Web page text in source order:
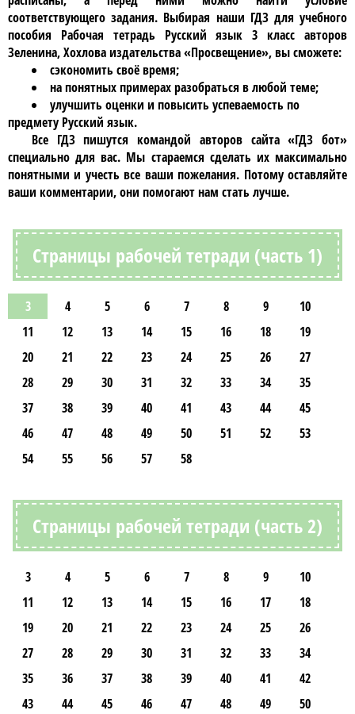
соответствующего задания. Выбирая наши ГДЗ для учебного
пособия Рабочая тетрадь Русский язык 3 класc авторов
Зеленина, Хохлова издательства «Просвещение», вы сможете:
сэкономить своё время;
на понятных примерах разобраться в любой теме;
улучшить оценки и повысить успеваемость по
предмету Русский язык.
Все ГДЗ пишутся командой авторов сайта «ГДЗ бот»
специально для вас. Мы стараемся сделать их максимально
понятными и учесть все ваши пожелания. Потому оставляйте
ваши комментарии, они помогают нам стать лучше.
Страницы рабочей тетради (часть 1)
3 4 5 6 7 8 9
10
11
12 13 14 15 16 18
19
20
21 22 23 24 25 26
27
28
29 30 31 32 33 34
35
37
38 39 40 41 43 44
45
46
47 48 49 50 51 52
53
54
55 56 57 58
Страницы рабочей тетради (часть 2)
3 4 5 6 7 8 9
10
11
12 13 14 15 16 17
18
19
20 21 22 23 24 25
26
27
28 29 30 31 32 33
34
35
36 37 38 39 40 41
42
43
44 45 46 47 48 49
50